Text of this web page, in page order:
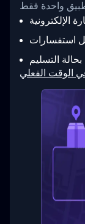
28
29
30
31
33
34
  }
}
واحدة فقط
الإلكترونية
بحالة التسليم